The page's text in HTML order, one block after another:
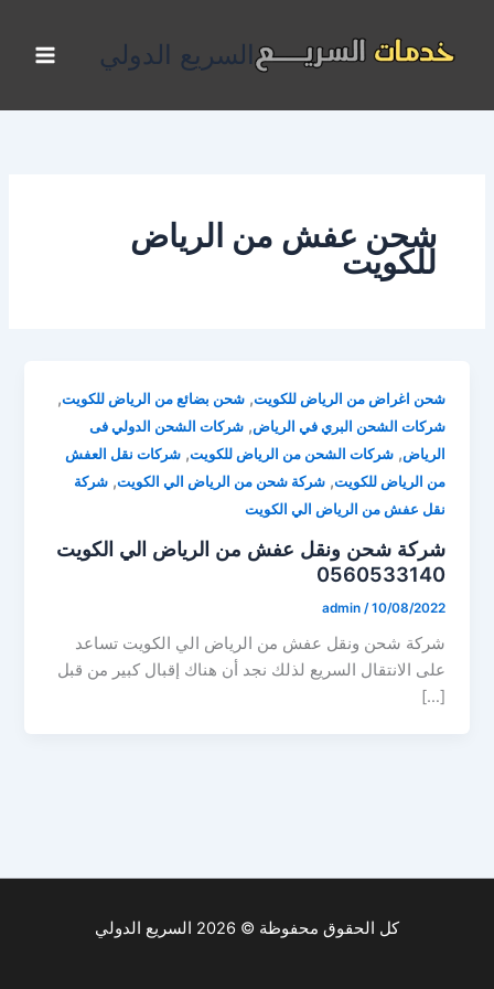
المحتوى
السريع الدولي
شحن عفش من الرياض
للكويت
شحن اغراض من الرياض للكويت,شحن بضائع من الرياض للكويت,
شركات الشحن البري في الرياض,شركات الشحن الدولي فى
الرياض,شركات الشحن من الرياض للكويت,شركات نقل العفش
من الرياض للكويت,شركة شحن من الرياض الي الكويت,شركة
نقل عفش من الرياض الي الكويت
شركة شحن ونقل عفش من الرياض الي الكويت
0560533140
admin /10/08/2022
شركة شحن ونقل عفش من الرياض الي الكويت تساعد
على الانتقال السريع لذلك نجد أن هناك إقبال كبير من قبل
[…]
كل الحقوق محفوظة © 2026 السريع الدولي